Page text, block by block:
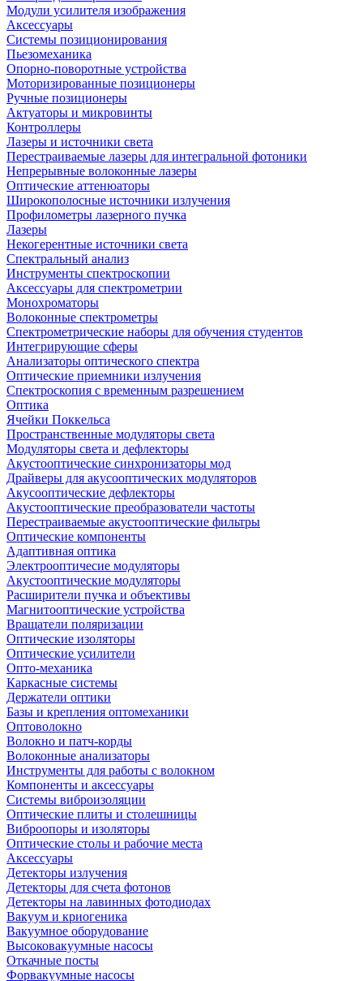
Модули усилителя изображения
Аксессуары
Системы позиционирования
Пьезомеханика
Опорно-поворотные устройства
Моторизированные позиционеры
Ручные позиционеры
Актуаторы и микровинты
Контроллеры
Лазеры и источники света
Перестраиваемые лазеры для интегральной фотоники
Непрерывные волоконные лазеры
Оптические аттенюаторы
Широкополосные источники излучения
Профилометры лазерного пучка
Лазеры
Некогерентные источники света
Спектральный анализ
Инструменты спектроскопии
Аксессуары для спектрометрии
Монохроматоры
Волоконные спектрометры
Спектрометрические наборы для обучения студентов
Интегрирующие сферы
Анализаторы оптического спектра
Оптические приемники излучения
Спектроскопия с временным разрешением
Оптика
Ячейки Поккельса
Пространственные модуляторы света
Модуляторы света и дефлекторы
Акустооптические синхронизаторы мод
Драйверы для акусооптических модуляторов
Акусооптические дефлекторы
Акустооптические преобразователи частоты
Перестраиваемые акустооптические фильтры
Оптические компоненты
Адаптивная оптика
Электрооптичесие модуляторы
Акустооптические модуляторы
Расширители пучка и объективы
Магнитооптические устройства
Вращатели поляризации
Оптические изоляторы
Оптические усилители
Опто-механика
Каркасные системы
Держатели оптики
Базы и крепления оптомеханики
Оптоволокно
Волокно и патч-корды
Волоконные анализаторы
Инструменты для работы с волокном
Компоненты и аксессуары
Системы виброизоляции
Оптические плиты и столешницы
Виброопоры и изоляторы
Оптические столы и рабочие места
Аксессуары
Детекторы излучения
Детекторы для счета фотонов
Детекторы на лавинных фотодиодах
Вакуум и криогеника
Вакуумное оборудование
Высоковакуумные насосы
Откачные посты
Форвакуумные насосы